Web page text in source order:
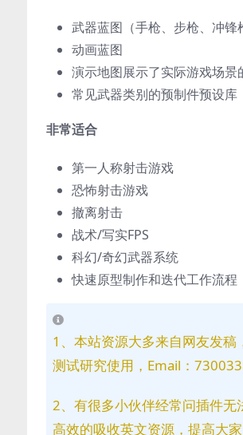
武器蓝图（手枪、步枪、冲锋
动画蓝图
演示地图展示了实际游戏场景
常见武器类别的预制件预设库
非常适合
第一人称射击游戏
恐怖射击游戏
撤离射击
战术/写实FPS
科幻/奇幻武器系统
快速原型制作和迭代工作流程
1、本站资源大多来自网友发
测试研究使用，Email：
2、有很多小伙伴经常问插件
高效的吸收英文资源，提高大